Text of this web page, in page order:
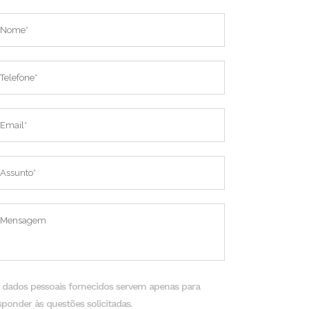
dados pessoais fornecidos servem apenas para
às questões solicitadas.